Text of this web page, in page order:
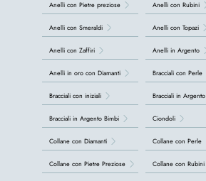
Anelli con Pietre preziose
Anelli con Smeraldi
Anelli con Zaffiri
Anelli in oro con Diamanti
Bracciali con iniziali
Bracciali in Argento Bimbi
Collane con Diamanti
Collane con Pietre Preziose
Anelli con Rubini
Anelli con Topazi
Anelli in Argento
Bracciali con Perle
Bracciali in Argento
Ciondoli
Collane con Perle
Collane con Rubini